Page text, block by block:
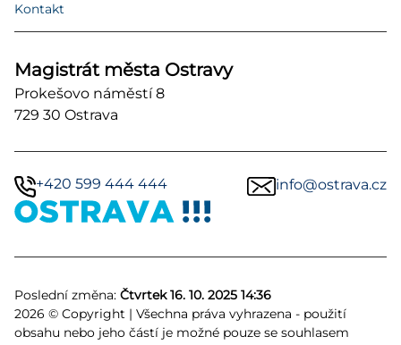
Kontakt
Magistrát města Ostravy
Prokešovo náměstí 8
729 30 Ostrava
+420 599 444 444 info@ostrava.cz
Poslední změna: Čtvrtek 16. 10. 2025 14:36
2026 © Copyright | Všechna práva vyhrazena - použití
obsahu nebo jeho částí je možné pouze se souhlasem